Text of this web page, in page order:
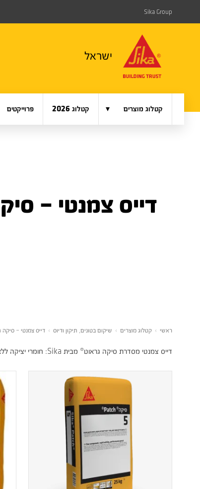
Sika Group
ישראל
קטלוג מוצרים ▾ קטלוג 2026 פרוייקטים
דייס צמנטי –
ראשי › קטלוג מוצרים › שיקום בטונים, תיקון ודיוס › דייס צמנטי – סיקה
דייס צמנטי מסדרת סיקה גראוט® מבית Sika: חומרי יציקה ללא התכווצות בחוזק גבוה לעיגון מכונות, בסיסים ועוגנים ולמילוי מדויק.